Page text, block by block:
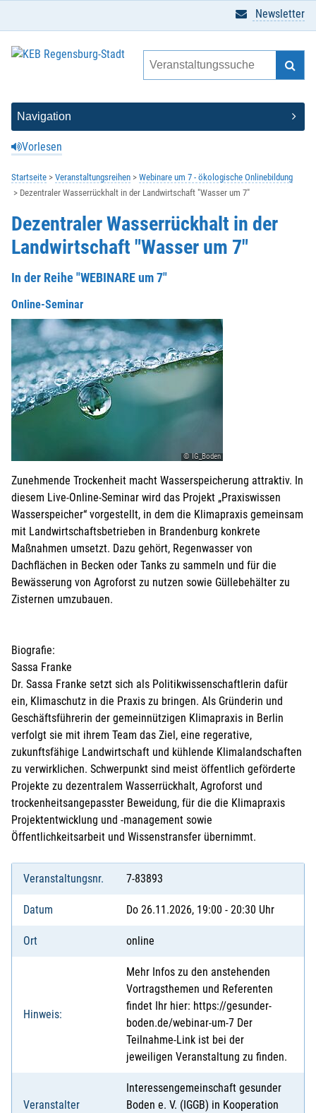
Vorlesen
Newsletter
Startseite Veranstaltungsreihen
Webinare um 7 - ökologische Onlinebildung
Dezentraler Wasserrückhalt in der Landwirtschaft "Wasser um 7"
Dezentraler Wasserrückhalt in der
Landwirtschaft "Wasser um 7"
In der Reihe "WEBINARE um 7"
Online-Seminar
© IG_Boden
Zunehmende Trockenheit macht Wasserspeicherung attraktiv. In
diesem Live-Online-Seminar wird das Projekt „Praxiswissen
Wasserspeicher“ vorgestellt, in dem die Klimapraxis gemeinsam
mit Landwirtschaftsbetrieben in Brandenburg konkrete
Maßnahmen umsetzt. Dazu gehört, Regenwasser von
Dachflächen in Becken oder Tanks zu sammeln und für die
Bewässerung von Agroforst zu nutzen sowie Güllebehälter zu
Zisternen umzubauen.
Biografie:
Sassa Franke
Dr. Sassa Franke setzt sich als Politikwissenschaftlerin dafür
ein, Klimaschutz in die Praxis zu bringen. Als Gründerin und
Geschäftsführerin der gemeinnützigen Klimapraxis in Berlin
verfolgt sie mit ihrem Team das Ziel, eine regerative,
zukunftsfähige Landwirtschaft und kühlende Klimalandschaften
zu verwirklichen. Schwerpunkt sind meist öffentlich geförderte
Projekte zu dezentralem Wasserrückhalt, Agroforst und
trockenheitsangepasster Beweidung, für die die Klimapraxis
Projektentwicklung und -management sowie
Öffentlichkeitsarbeit und Wissenstransfer übernimmt.
Veranstaltungsnr. 7-83893
Datum Do 26.11.2026, 19:00 - 20:30 Uhr
Ort online
Hinweis:
Mehr Infos zu den anstehenden
Vortragsthemen und Referenten
findet Ihr hier: https://gesunder-
boden.de/webinar-um-7 Der
Teilnahme-Link ist bei der
jeweiligen Veranstaltung zu finden.
Veranstalter
Interessengemeinschaft gesunder
Boden e. V. (IGGB) in Kooperation